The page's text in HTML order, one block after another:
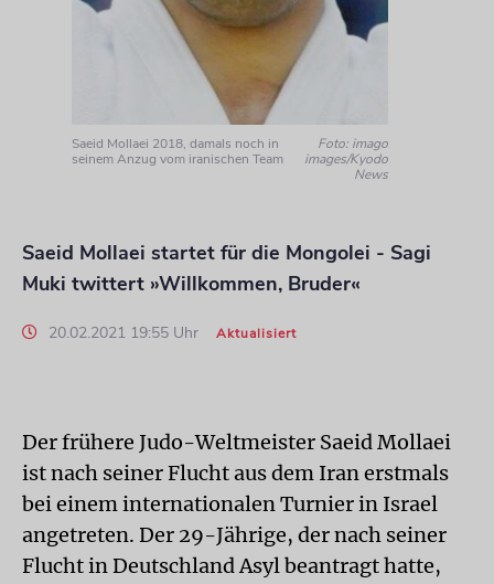
Saeid Mollaei 2018, damals noch in
seinem Anzug vom iranischen Team
Foto: imago
images/Kyodo
News
Saeid Mollaei startet für die Mongolei - Sagi
Muki twittert »Willkommen, Bruder«
20.02.2021 19:55 Uhr Aktualisiert
Der frühere Judo-Weltmeister Saeid Mollaei
ist nach seiner Flucht aus dem Iran erstmals
bei einem internationalen Turnier in Israel
angetreten. Der 29-Jährige, der nach seiner
Flucht in Deutschland Asyl beantragt hatte,